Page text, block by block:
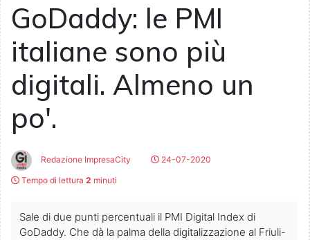
GoDaddy: le PMI
italiane sono più
digitali. Almeno un
po'.
Redazione ImpresaCity
24-07-2020
Tempo di lettura 2 minuti
Sale di due punti percentuali il PMI Digital Index di
GoDaddy. Che dà la palma della digitalizzazione al Friuli-